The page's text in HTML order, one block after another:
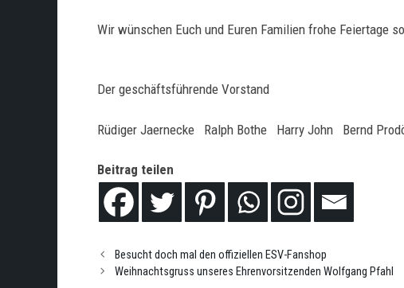
Wir wünschen Euch und Euren Familien frohe Feiertage
Der geschäftsführende Vorstand
Rüdiger Jaernecke Ralph Bothe Harry John Bernd
Beitrag teilen
Besucht doch mal den offiziellen ESV-Fanshop
Weihnachtsgruss unseres Ehrenvorsitzenden Wolfgang Pfahl